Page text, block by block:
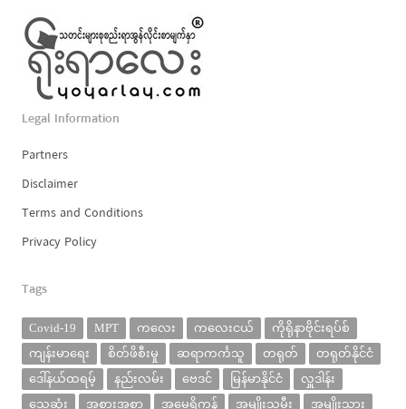
Legal Information
Partners
Disclaimer
Terms and Conditions
Privacy Policy
Tags
Covid-19 MPT ကလေး ကလေးငယ်
ကိုရိုနာဗိုင်းရပ်စ်
ကျန်းမာရေး
စိတ်ဖိစီးမှု ဆရာကင်္ကသူ တရုတ်
တရုတ်နိုင်ငံ
ဒေါ်နယ်ထရမ့်
နည်းလမ်း ဗေဒင် မြန်မာနိုင်ငံ
လှူဒါန်း
သေဆုံး
အစားအစာ အမေရိကန် အမျိုးသမီး အမျိုးသား